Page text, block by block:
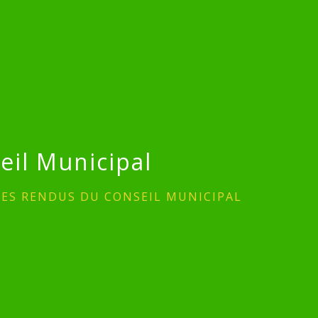
Municipal
RENDUS DU CONSEIL MUNICIPAL